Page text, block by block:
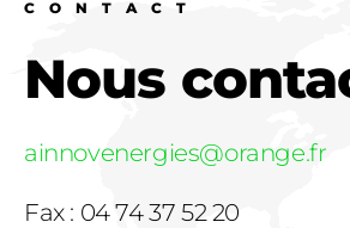
CONTACT
Nous
ainnovenergies@orange.fr
Fax : 04 74 37 52 20